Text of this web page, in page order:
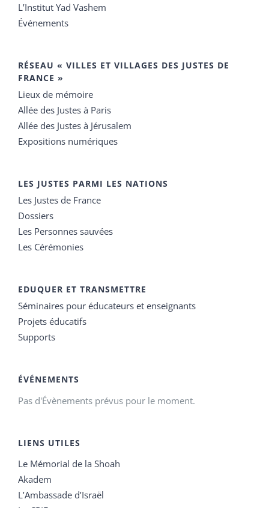
L’Institut Yad Vashem
Événements
RÉSEAU « VILLES ET VILLAGES DES JUSTES DE
FRANCE »
Lieux de mémoire
Allée des Justes à Paris
Allée des Justes à Jérusalem
Expositions numériques
LES JUSTES PARMI LES NATIONS
Les Justes de France
Dossiers
Les Personnes sauvées
Les Cérémonies
EDUQUER ET TRANSMETTRE
Séminaires pour éducateurs et enseignants
Projets éducatifs
Supports
ÉVÉNEMENTS
Pas d'Évènements prévus pour le moment.
LIENS UTILES
Le Mémorial de la Shoah
Akadem
L’Ambassade d’Israël